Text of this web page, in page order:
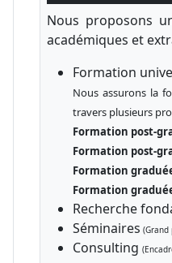
Nous proposons
académiques et
Formation
Nous assurons la
travers plusieurs
Formation post-
Formation post-
Formation
Formation
Recherche
Séminaires
Consulting